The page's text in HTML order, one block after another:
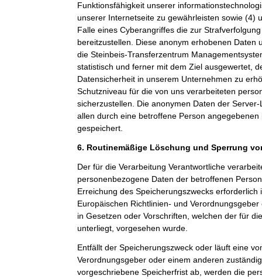
Funktionsfähigkeit unserer
unserer Internetseite zu gewährleisten sowie (4)
Falle eines Cyberangriffes die zur
bereitzustellen. Diese anonym erhobenen Daten
die Steinbeis-Transferzentrum
statistisch und ferner mit dem Ziel ausgewertet,
Datensicherheit in unserem Unternehmen zu
Schutzniveau für die von uns verarbeiteten
sicherzustellen. Die anonymen Daten der
allen durch eine betroffene Person
gespeichert.
6. Routinemäßige Löschung und Sperrung
Der für die Verarbeitung Verantwortliche
personenbezogene Daten der betroffenen
Erreichung des Speicherungszwecks
Europäischen Richtlinien- und
in Gesetzen oder Vorschriften, welchen der für
unterliegt, vorgesehen wurde.
Entfällt der Speicherungszweck oder läuft eine
Verordnungsgeber oder einem anderen
vorgeschriebene Speicherfrist ab, werden die